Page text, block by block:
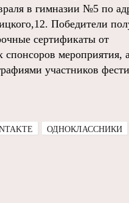
в гимназии №5 по
Победители
сертификаты от
спонсоров мероприятия,
участников
ОДНОКЛАССНИКИ